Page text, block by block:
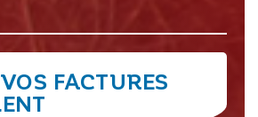
FACTURES